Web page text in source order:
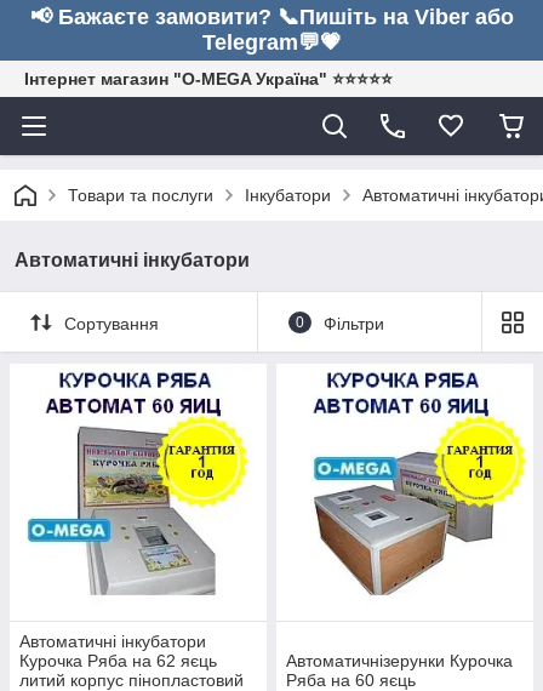
📢 Бажаєте замовити? 📞Пишіть на Viber або
Telegram💬💗
Інтернет магазин "O-MEGA Україна" ⭐⭐⭐⭐⭐
Товари та послуги Інкубатори Автоматичні
Автоматичні інкубатори
Сортування 0 Фільтри
Автоматичні інкубатори
Курочка Ряба на 62 яєць
литий корпус пінопластовий
Автоматичнізерунки Курочка
Ряба на 60 яєць